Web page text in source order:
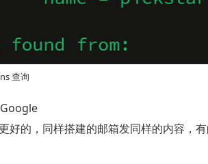
查询
好的，同样搭建的邮箱发同样的内容，